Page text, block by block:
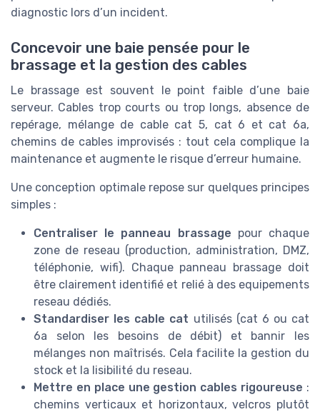
diagnostic lors d’un incident.
Concevoir une baie pensée pour le
brassage et la gestion des cables
Le brassage est souvent le point faible d’une baie
serveur. Cables trop courts ou trop longs, absence de
repérage, mélange de cable cat 5, cat 6 et cat 6a,
chemins de cables improvisés : tout cela complique la
maintenance et augmente le risque d’erreur humaine.
Une conception optimale repose sur quelques principes
simples :
Centraliser le panneau brassage pour chaque
zone de reseau (production, administration, DMZ,
téléphonie, wifi). Chaque panneau brassage doit
être clairement identifié et relié à des equipements
reseau dédiés.
Standardiser les cable cat utilisés (cat 6 ou cat
6a selon les besoins de débit) et bannir les
mélanges non maîtrisés. Cela facilite la gestion du
stock et la lisibilité du reseau.
Mettre en place une gestion cables rigoureuse :
chemins verticaux et horizontaux, velcros plutôt